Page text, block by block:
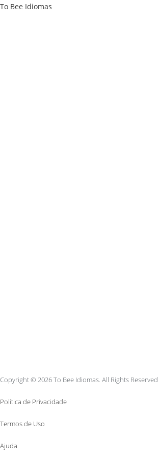
Ir
To Bee Idiomas
Copyright © 2026 To Bee Idiomas. All Rights Reserved
Política de Privacidade
Termos de Uso
Ajuda